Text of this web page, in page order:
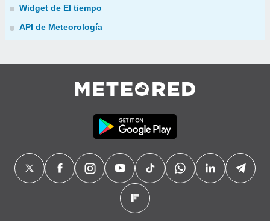
Widget de El tiempo
API de Meteorología